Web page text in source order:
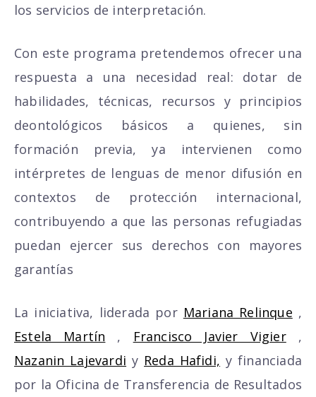
los servicios de interpretación.
Con este programa pretendemos ofrecer una
respuesta a una necesidad real: dotar de
habilidades, técnicas, recursos y principios
deontológicos básicos a quienes, sin
formación previa, ya intervienen como
intérpretes de lenguas de menor difusión en
contextos de protección internacional,
contribuyendo a que las personas refugiadas
puedan ejercer sus derechos con mayores
garantías
La iniciativa, liderada por Mariana Relinque ,
Estela Martín
, Francisco Javier Vigier
,
Nazanin Lajevardi y Reda Hafidi, y financiada
por la Oficina de Transferencia de Resultados